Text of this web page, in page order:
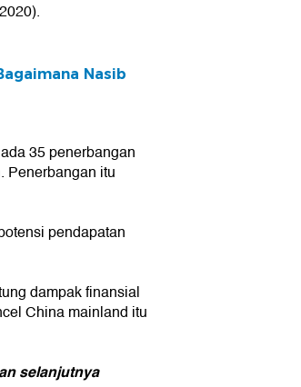
Nasib
35 penerbangan
Penerbangan itu
pendapatan
dampak finansial
China mainland itu
selanjutnya